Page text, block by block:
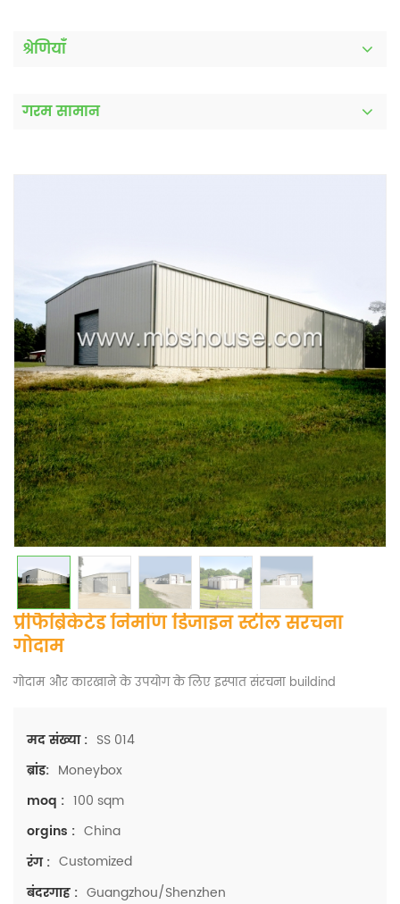
श्रेणियाँ
गरम सामान
प्रीफैब्रिकेटेड निर्माण डिजाइन स्टील संरचना
गोदाम
गोदाम और कारखाने के उपयोग के लिए इस्पात संरचना buildind
मद संख्या : SS 014
ब्रांड: Moneybox
moq : 100 sqm
orgins : China
रंग : Customized
बंदरगाह : Guangzhou/Shenzhen